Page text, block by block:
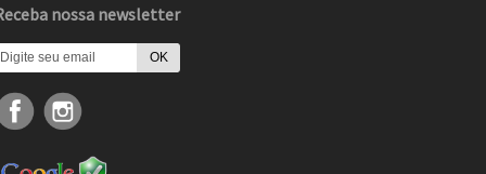
nossa newsletter